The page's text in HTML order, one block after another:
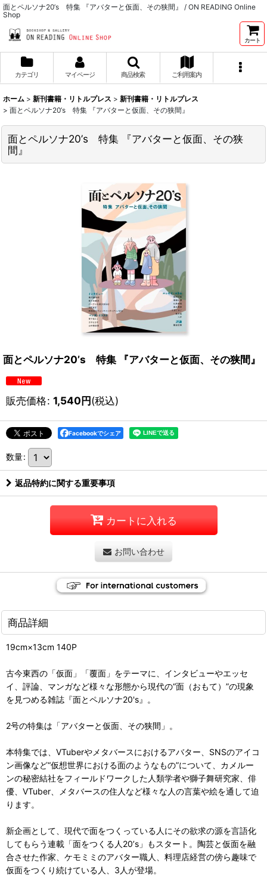
面とペルソナ20’s 特集 『アバターと仮面、その狭間』 / ON READING Online
Shop
カート
カテゴリ マイページ 商品検索 ご利用案内
ホーム > 新刊書籍・リトルプレス > 新刊書籍・リトルプレス
> 面とペルソナ20’s 特集 『アバターと仮面、その狭間』
面とペルソナ20’s 特集 『アバターと仮面、その狭
間』
面とペルソナ20’s 特集 『アバターと仮面、その狭間』
販売価格: 1,540円(税込)
Facebookでシェア
数量:
返品特約に関する重要事項
カートに入れる
お問い合わせ
商品詳細
19cm×13cm 140P
古今東西の「仮面」「覆面」をテーマに、インタビューやエッセ
イ、評論、マンガなど様々な形態から現代の“面（おもて）”の現象
を見つめる雑誌『面とペルソナ20's』。
2号の特集は「アバターと仮面、その狭間」。
本特集では、VTuberやメタバースにおけるアバター、SNSのアイコ
ン画像など“仮想世界における面のようなもの”について、カメルー
ンの秘密結社をフィールドワークした人類学者や獅子舞研究家、俳
優、VTuber、メタバースの住人など様々な人の言葉や絵を通して迫
ります。
新企画として、現代で面をつくっている人にその欲求の源を言語化
してもらう連載「面をつくる人20’s」もスタート。陶芸と仮面を融
合させた作家、ケモミミのアバター職人、料理店経営の傍ら趣味で
仮面をつくり続けている人、3人が登場。